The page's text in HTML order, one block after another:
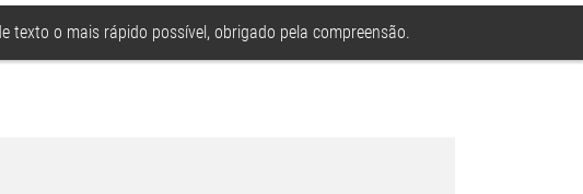
o mais rápido possível, obrigado pela compreensão.